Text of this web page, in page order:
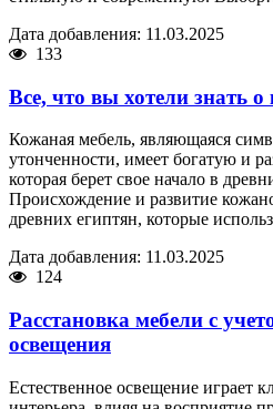
Дата добавления: 11.03.2025
133
Все, что вы хотели знать
Кожаная мебель, являющаяся
утонченности, имеет богатую и
которая берет свое начало в
Происхождение и развитие
древних египтян, которые
Дата добавления: 11.03.2025
124
Расстановка мебели с
освещения
Естественное освещение играет